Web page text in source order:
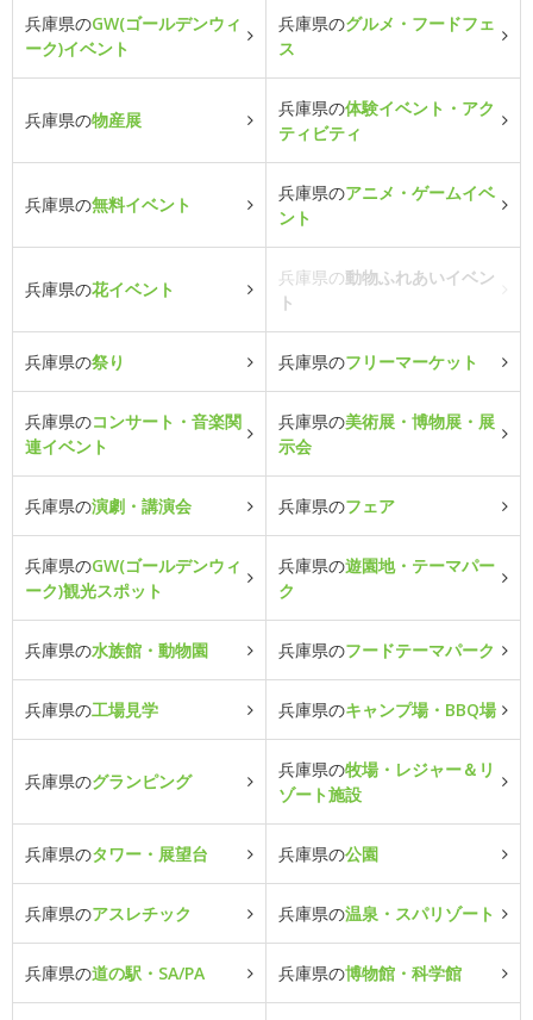
兵庫県のGW(ゴールデンウィ
ーク)イベント
兵庫県のグルメ・フードフェ
ス
兵庫県の物産展
兵庫県の体験イベント・アク
ティビティ
兵庫県の無料イベント
兵庫県のアニメ・ゲームイベ
ント
兵庫県の花イベント
兵庫県の動物ふれあいイベン
ト
兵庫県の祭り 兵庫県のフリーマーケット
兵庫県のコンサート・音楽関
連イベント
兵庫県の美術展・博物展・展
示会
兵庫県の演劇・講演会 兵庫県のフェア
兵庫県のGW(ゴールデンウィ
ーク)観光スポット
兵庫県の遊園地・テーマパー
ク
兵庫県の水族館・動物園 兵庫県のフードテーマパーク
兵庫県の工場見学 兵庫県のキャンプ場・BBQ場
兵庫県のグランピング
兵庫県の牧場・レジャー＆リ
ゾート施設
兵庫県のタワー・展望台 兵庫県の公園
兵庫県のアスレチック 兵庫県の温泉・スパリゾート
兵庫県の道の駅・SA/PA 兵庫県の博物館・科学館